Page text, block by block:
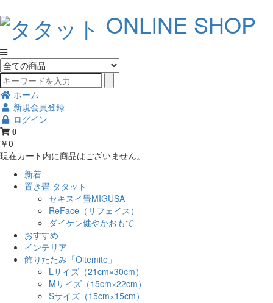
ONLINE SHOP
ホーム
新規会員登録
ログイン
0
￥0
現在カート内に商品はございません。
新着
置き畳 タタット
セキスイ畳MIGUSA
ReFace（リフェイス）
ダイケン健やかおもて
おすすめ
インテリア
飾りたたみ「Oitemite」
Lサイズ（21cm×30cm）
Mサイズ（15cm×22cm）
Sサイズ（15cm×15cm）